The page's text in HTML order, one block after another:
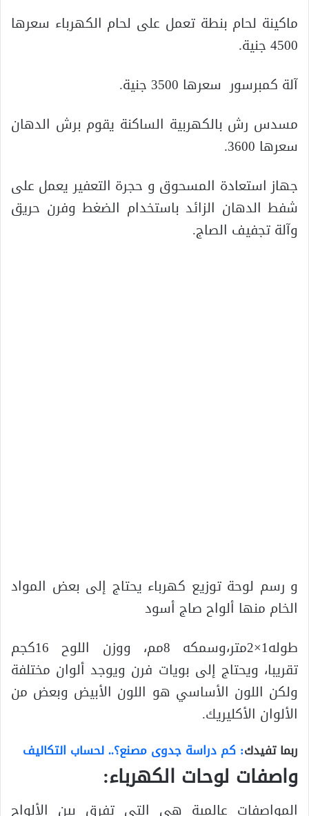
ماكينة لحام بنطة تعمل على لحام الكهرباء سعرها
4500 جنية.
آلة كمبرسور سعرها 3500 جنية.
مسدس رش بالكهربية الساكنة يقوم برش الدهان
سعرها 3600.
جهاز استعادة المسحوق و حجرة التعفير يعمل على
شفط الدهان الزائد باستخدام الضغط وفرن حريق
وآلة تجفيف الصاج.
و رسم لوحة توزيع كهرباء يحتاج إلى بعض المواد
الخام منها ألواح صاج أسود
طوله1×2متر،وسمكه 8مم، ووزن اللوح 16كجم
تقريبا، ويحتاج إلى بويات فرن ويوجد ألوان مختلفة
ولكن اللون الأساسي هو اللون الأبيض وبعض من
الألوان الأكليريك.
ربما تفيدك: كم دراسة جدوى مصنع؟.. لحساب التكاليف
واصفات لوحات الكهرباء:
المواصفات عالمية هي التي تفرق بين الألواح